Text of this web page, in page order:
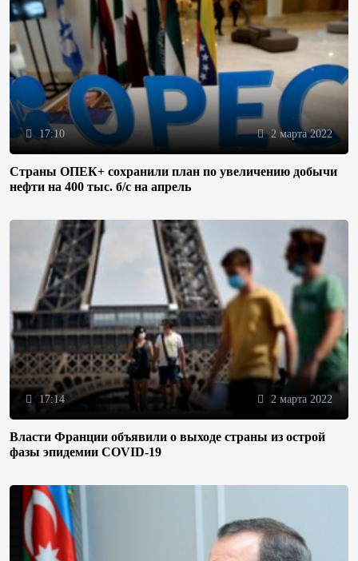
17:10 2 марта 2022
Страны ОПЕК+ сохранили план по увеличению добычи
нефти на 400 тыс. б/с на апрель
17:14 2 марта 2022
Власти Франции объявили о выходе страны из острой
фазы эпидемии COVID-19